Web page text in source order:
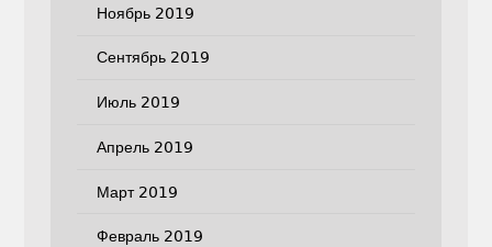
Ноябрь 2019
Сентябрь 2019
Июль 2019
Апрель 2019
Март 2019
Февраль 2019